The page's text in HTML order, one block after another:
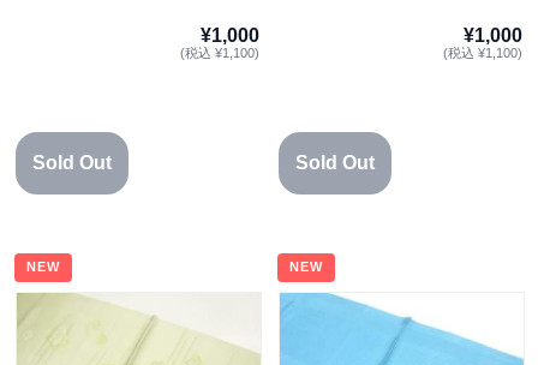
¥1,000
(税込 ¥1,100)
Sold Out
¥1,000
(税込 ¥1,100)
Sold Out
NEW NEW